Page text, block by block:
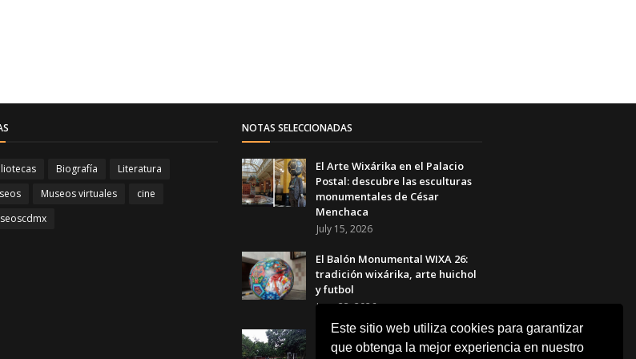
Este sitio web utiliza cookies para garantizar
que obtenga la mejor experiencia en nuestro
Biografía
Literatura
Museos virtuales
cine
NOTAS SELECCIONADAS
El Arte Wixárika en el Palacio
Postal: descubre las esculturas
monumentales de César
Menchaca
July 15, 2026
El Balón Monumental WIXA 26:
tradición wixárika, arte huichol
y futbol
June 23, 2026
Canchas Desiguales en el Museo
Tamayo: el arte que transforma